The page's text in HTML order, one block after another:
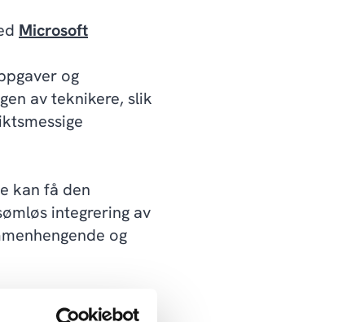
Microsoft
og
av teknikere, slik
kan få den
integrering av
og
funksjoner som